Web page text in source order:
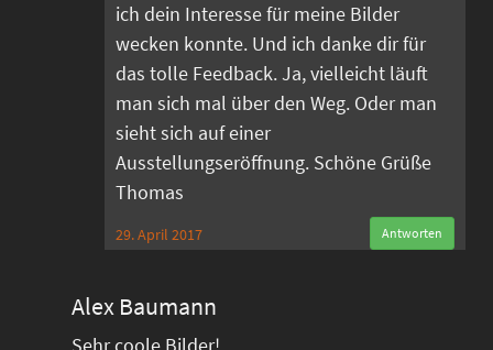
ich dein Interesse für meine Bilder
wecken konnte. Und ich danke dir für
das tolle Feedback. Ja, vielleicht läuft
man sich mal über den Weg. Oder man
sieht sich auf einer
Ausstellungseröffnung. Schöne Grüße
Thomas
29. April 2017 Antworten
Alex Baumann